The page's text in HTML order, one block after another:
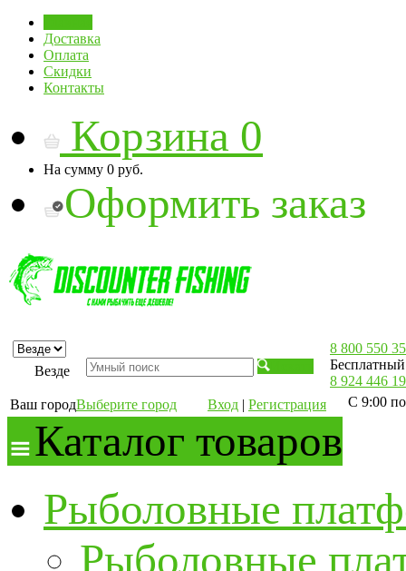
Доставка
Оплата
Скидки
Контакты
Корзина 0
На сумму 0 руб.
Оформить заказ
Везде
Ваш городВыберите город Вход | Регистрация
8 800 550
8 924 446
С 9:00
Каталог товаров
Рыболовные
Рыболовные